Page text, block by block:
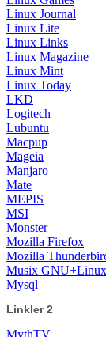
Linux Journal
Linux Lite
Linux Links
Linux Magazine
Linux Mint
Linux Today
LKD
Logitech
Lubuntu
Macpup
Mageia
Manjaro
Mate
MEPIS
MSI
Monster
Mozilla Firefox
Mozilla
Musix GNU+Linux
Mysql
Linkler 2
MythTV